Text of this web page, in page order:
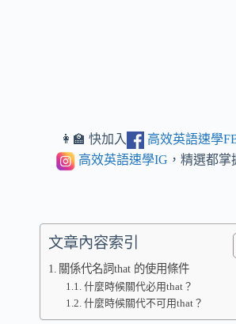
👩‍🏫 快加入 高效英語速學
高效英語速學IG ，精選都掌
文章內容索引
關係代名詞that 的使用條件
什麼時候關代必用that？
什麼時候關代不可用that？